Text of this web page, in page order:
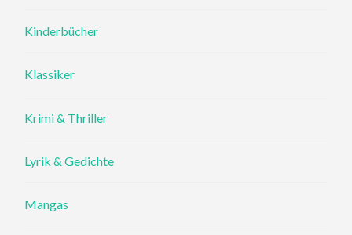
Kinderbücher
Klassiker
Krimi & Thriller
Lyrik & Gedichte
Mangas